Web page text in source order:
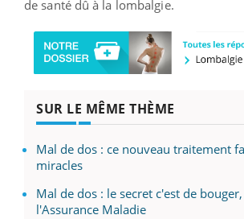
de santé dû à la lombalgie.
SUR LE MÊME THÈME
Mal de dos : ce nouveau traitement
miracles
Mal de dos : le secret c'est de
l'Assurance Maladie